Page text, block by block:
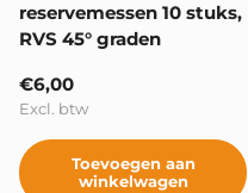
reservemessen 10 stuks,
RVS 45° graden
Reguliere prijs
€6,00
Excl. btw
Toevoegen aan
winkelwagen